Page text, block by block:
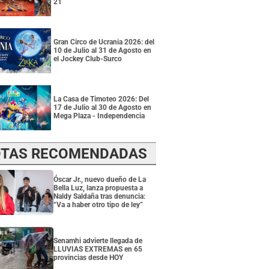
21
Gran Circo de Ucrania 2026: del
10 de Julio al 31 de Agosto en
el Jockey Club-Surco
La Casa de Timoteo 2026: Del
17 de Julio al 30 de Agosto en
Mega Plaza - Independencia
RECOMENDADAS
Óscar Jr., nuevo dueño de La
Bella Luz, lanza propuesta a
Naldy Saldaña tras denuncia:
“Va a haber otro tipo de ley”
Senamhi advierte llegada de
LLUVIAS EXTREMAS en 65
provincias desde HOY